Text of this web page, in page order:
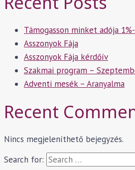
Támogasson minket adója
Asszonyok Fája
Asszonyok Fája kérdőív
Szakmai program –
Adventi mesék – Aranyalma
Recent
Nincs megjeleníthető bejegyzés.
Search for: